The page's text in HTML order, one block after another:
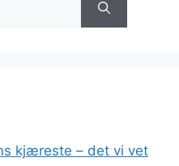
kjæreste – det vi vet